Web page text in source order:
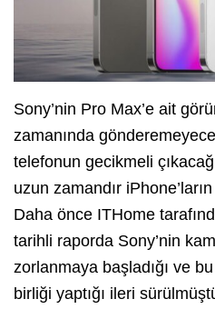
Sony’nin Pro Max’e ait
zamanında
telefonun gecikmeli
uzun zamandır
Daha önce ITHome
tarihli raporda Sony’nin
zorlanmaya başladığı ve
birliği yaptığı ileri